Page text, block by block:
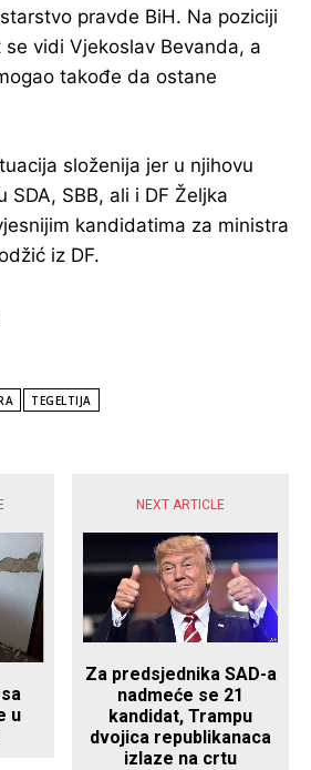
pravde BiH. Na poziciji
vidi Vjekoslav Bevanda, a
takođe da ostane
složenija jer u njihovu
SBB, ali i DF Željka
kandidatima za ministra
iz DF.
TEGELTIJA
u
NEXT ARTICLE
Za predsjednika SAD-a
nadmeće se 21
kandidat, Trampu
dvojica republikanaca
izlaze na crtu